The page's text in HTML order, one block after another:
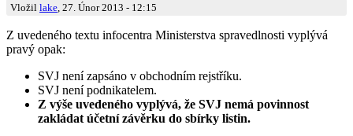
Vložil lake , 27. Únor 2013 - 12:15
Z uvedeného textu infocentra Ministerstva spravedlnosti vyplývá
pravý opak:
SVJ není zapsáno v obchodním rejstříku.
SVJ není podnikatelem.
Z výše uvedeného vyplývá, že SVJ nemá povinnost
zakládat účetní závěrku do sbírky listin.